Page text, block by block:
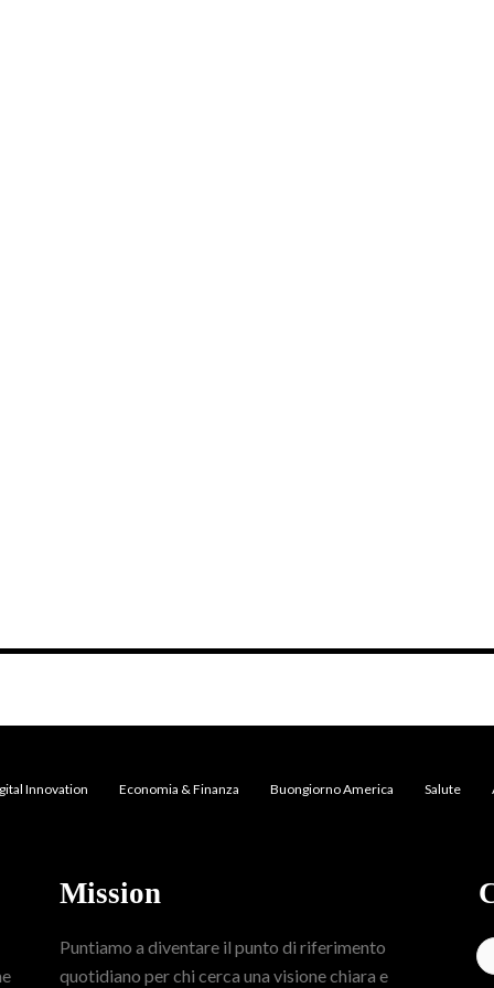
Innovation Economia & Finanza Buongiorno America Salute
Mission
Puntiamo a diventare il punto di riferimento
quotidiano per chi cerca una visione chiara e